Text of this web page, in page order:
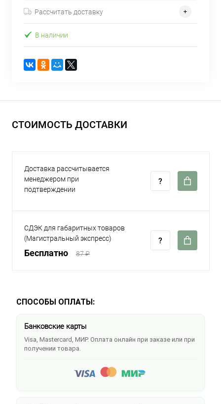
Рассчитать доставку
В наличии
СТОИМОСТЬ ДОСТАВКИ
Доставка рассчитывается
менеджером при
подтверждении
СДЭК для габаритных товаров
(Магистральный экспресс)
Бесплатно 87 ₽
СПОСОБЫ ОПЛАТЫ:
Банковские карты
Visa, Mastercard, МИР. Оплата онлайн при заказе или при
получении товара.